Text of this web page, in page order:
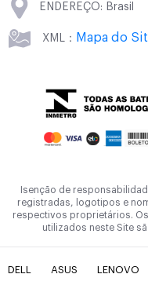
ENDEREÇO: Brasil
XML： Mapa do
Isenção de
registradas, logotipos e
respectivos proprietários.
utilizados neste Site
DELL ASUS LENOVO